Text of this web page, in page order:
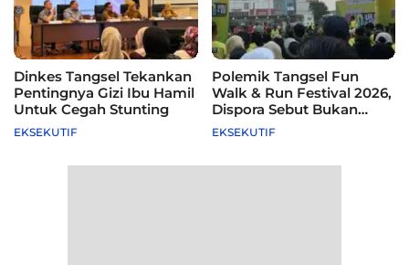
Dinkes Tangsel Tekankan
Pentingnya Gizi Ibu Hamil
Untuk Cegah Stunting
EKSEKUTIF
Polemik Tangsel Fun
Walk & Run Festival 2026,
Dispora Sebut Bukan
Agenda Pemkot
EKSEKUTIF